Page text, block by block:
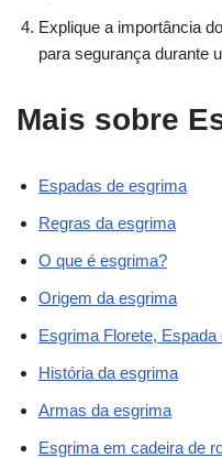
Explique a importância
para segurança durante
Mais sobre
Espadas de esgrima
Regras da esgrima
O que é esgrima?
Origem da esgrima
Esgrima Florete, Espada
História da esgrima
Armas da esgrima
Esgrima em cadeira de